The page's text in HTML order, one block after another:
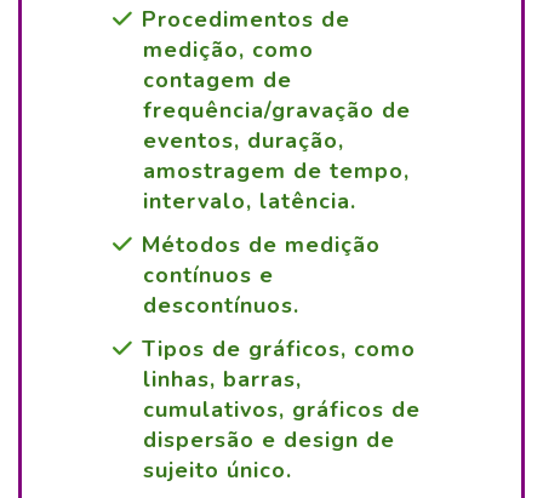
Procedimentos de
medição, como
contagem de
frequência/gravação de
eventos, duração,
amostragem de tempo,
intervalo, latência.
Métodos de medição
contínuos e
descontínuos.
Tipos de gráficos, como
linhas, barras,
cumulativos, gráficos de
dispersão e design de
sujeito único.